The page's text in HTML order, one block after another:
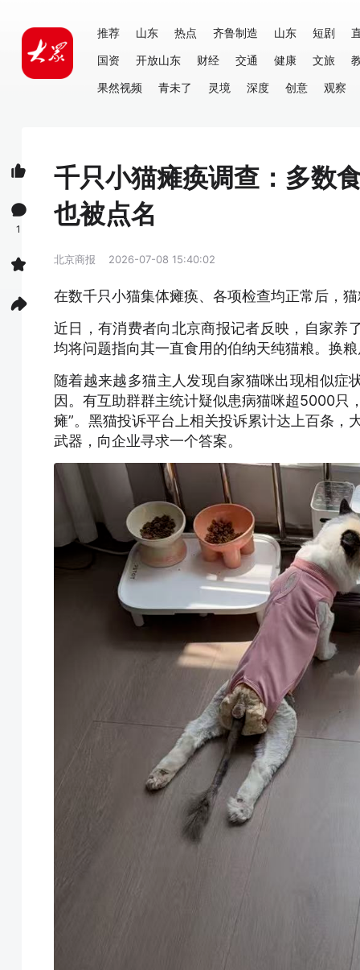
推荐 山东 热点 齐鲁制造 山东 短剧
国资
开放山东 财经 交通 健康 文旅
果然视频
青未了 灵境 深度 创意 观察
千只小猫瘫痪调查：多数
也被点名
北京商报 2026-07-08 15:40:02
在数千只小猫集体瘫痪、各项检查均正常后，
近日，有消费者向北京商报记者反映，自家养
均将问题指向其一直食用的伯纳天纯猫粮。换
随着越来越多猫主人发现自家猫咪出现相似症
因。有互助群群主统计疑似患病猫咪超5000
瘫”。黑猫投诉平台上相关投诉累计达上百条
武器，向企业寻求一个答案。
1